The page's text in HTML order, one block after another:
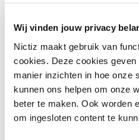
Wij vinden jouw privacy
Nictiz maakt gebruik van
cookies. Deze cookies geven
manier inzichten in hoe onze
kunnen ons helpen om onze
beter te maken. Ook worden
om ingesloten content te
organisaties vinden het belangrijk
worden bij de ontwikkelingen van
graag inzichtelijk maken of een
recht komt in het ziekenhuis.